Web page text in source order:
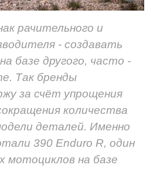
рачительного и
- создавать
базе другого, часто -
Так бренды
за счёт упрощения
количества
деталей. Именно
390 Enduro R, один
мотоциклов на базе